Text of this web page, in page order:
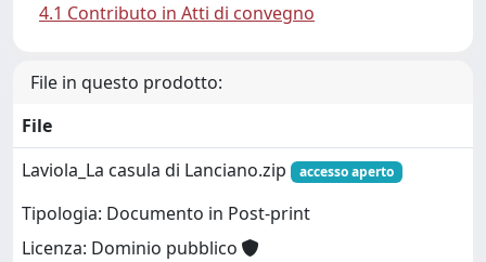
4.1 Contributo in Atti di convegno
File in questo prodotto:
File
Laviola_La casula di Lanciano.zip
accesso aperto
Tipologia: Documento in Post-print
Licenza: Dominio pubblico